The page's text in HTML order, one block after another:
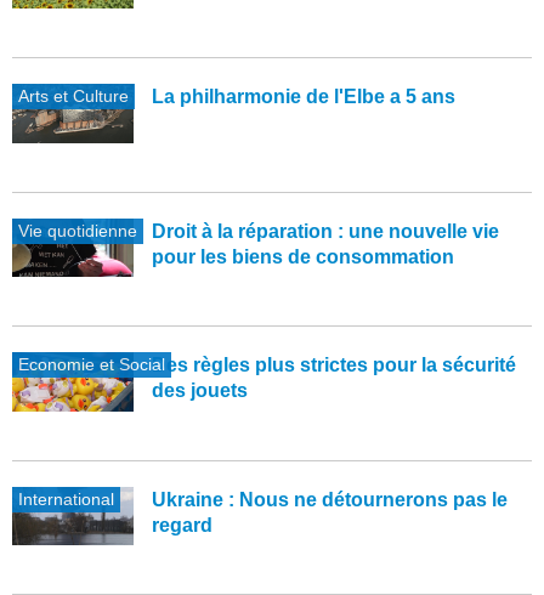
Arts et Culture La philharmonie de l'Elbe a 5 ans
Vie quotidienne
Droit à la réparation : une nouvelle vie
pour les biens de consommation
Economie et SocialDes règles plus strictes pour la sécurité
des jouets
International
Ukraine : Nous ne détournerons pas le
regard